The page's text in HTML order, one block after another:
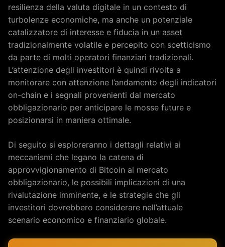
resilienza della valuta digitale in un contesto di
turbolenze economiche, ma anche un potenziale
catalizzatore di interesse e fiducia in un asset
tradizionalmente volatile e percepito con scetticismo
da parte di molti operatori finanziari tradizionali.
L’attenzione degli investitori è quindi rivolta a
monitorare con attenzione l’andamento degli indicatori
on-chain e i segnali provenienti dal mercato
obbligazionario per anticipare le mosse future e
posizionarsi in maniera ottimale.
Di seguito si esploreranno i dettagli relativi ai
meccanismi che legano la catena di
approvvigionamento di Bitcoin al mercato
obbligazionario, le possibili implicazioni di una
rivalutazione imminente, e le strategie che gli
investitori dovrebbero considerare nell’attuale
scenario economico e finanziario globale.